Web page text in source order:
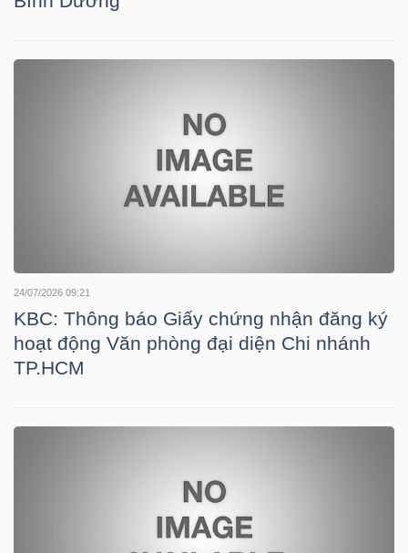
24/07/2026 09:21
KBC: Thông báo Giấy chứng nhận đăng ký
hoạt động Văn phòng đại diện Chi nhánh
TP.HCM
TIÊU
DÙNG
KHÔNG